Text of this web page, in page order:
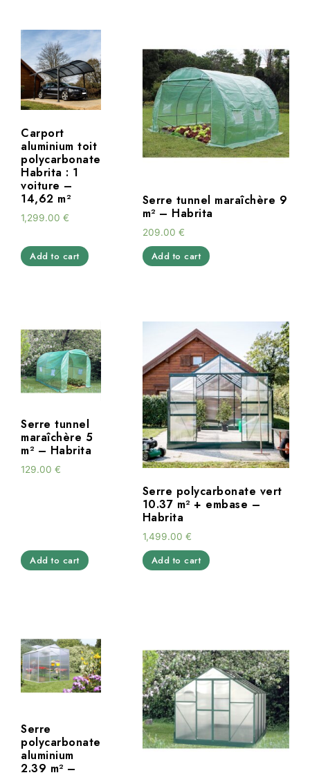
Carport
aluminium toit
polycarbonate
Habrita : 1
voiture –
14,62 m²
1,299.00 €
Add to cart
Serre tunnel maraîchère 9
m² – Habrita
209.00 €
Add to cart
Serre tunnel
maraîchère 5
m² – Habrita
129.00 €
Add to cart
Serre polycarbonate vert
10.37 m² + embase –
Habrita
1,499.00 €
Add to cart
Serre
polycarbonate
aluminium
2.39 m² –